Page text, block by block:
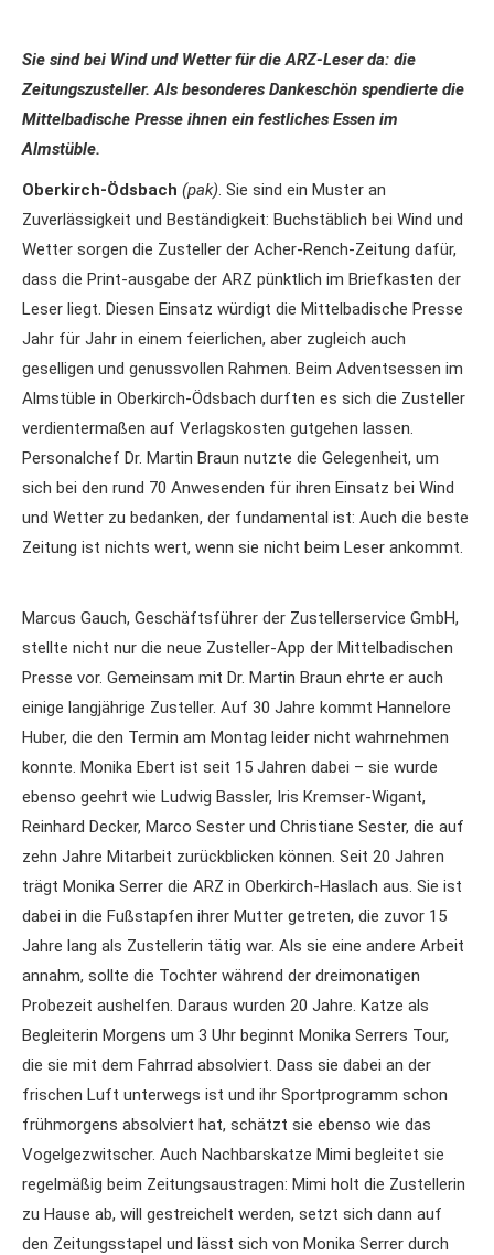
Sie sind bei Wind und Wetter für die ARZ-Leser da: die
Zeitungszusteller. Als besonderes Dankeschön spendierte die
Mittelbadische Presse ihnen ein festliches Essen im
Almstüble.
Oberkirch-Ödsbach (pak). Sie sind ein Muster an
Zuverlässigkeit und Beständigkeit: Buchstäblich bei Wind und
Wetter sorgen die Zusteller der Acher-Rench-Zeitung dafür,
dass die Print-ausgabe der ARZ pünktlich im Briefkasten der
Leser liegt. Diesen Einsatz würdigt die Mittelbadische Presse
Jahr für Jahr in einem feierlichen, aber zugleich auch
geselligen und genussvollen Rahmen. Beim Adventsessen im
Almstüble in Oberkirch-Ödsbach durften es sich die Zusteller
verdientermaßen auf Verlagskosten gutgehen lassen.
Personalchef Dr. Martin Braun nutzte die Gelegenheit, um
sich bei den rund 70 Anwesenden für ihren Einsatz bei Wind
und Wetter zu bedanken, der fundamental ist: Auch die beste
Zeitung ist nichts wert, wenn sie nicht beim Leser ankommt.
Marcus Gauch, Geschäftsführer der Zustellerservice GmbH,
stellte nicht nur die neue Zusteller-App der Mittelbadischen
Presse vor. Gemeinsam mit Dr. Martin Braun ehrte er auch
einige langjährige Zusteller. Auf 30 Jahre kommt Hannelore
Huber, die den Termin am Montag leider nicht wahrnehmen
konnte. Monika Ebert ist seit 15 Jahren dabei – sie wurde
ebenso geehrt wie Ludwig Bassler, Iris Kremser-Wigant,
Reinhard Decker, Marco Sester und Christiane Sester, die auf
zehn Jahre Mitarbeit zurückblicken können. Seit 20 Jahren
trägt Monika Serrer die ARZ in Oberkirch-Haslach aus. Sie ist
dabei in die Fußstapfen ihrer Mutter getreten, die zuvor 15
Jahre lang als Zustellerin tätig war. Als sie eine andere Arbeit
annahm, sollte die Tochter während der dreimonatigen
Probezeit aushelfen. Daraus wurden 20 Jahre. Katze als
Begleiterin Morgens um 3 Uhr beginnt Monika Serrers Tour,
die sie mit dem Fahrrad absolviert. Dass sie dabei an der
frischen Luft unterwegs ist und ihr Sportprogramm schon
frühmorgens absolviert hat, schätzt sie ebenso wie das
Vogelgezwitscher. Auch Nachbarskatze Mimi begleitet sie
regelmäßig beim Zeitungsaustragen: Mimi holt die Zustellerin
zu Hause ab, will gestreichelt werden, setzt sich dann auf
den Zeitungsstapel und lässt sich von Monika Serrer durch